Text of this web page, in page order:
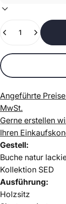
Anzahl
Angeführte
MwSt.
Gerne erstellen
Ihren
Gestell:
Buche natur
Kollektion SED
Ausführung:
Holzsitz